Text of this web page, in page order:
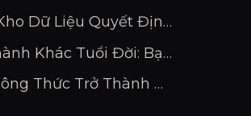
Nghiệp Là Gì? Kho Dữ Liệu Quyết Định Vận Mệnh Bạn
Tuổi Trưởng Thành Khác Tuổi Đời: Bạn Đang Bao Nhiêu?
Mật Mã 3773: Công Thức Trở Thành Chuyên Gia Đỉnh Cao